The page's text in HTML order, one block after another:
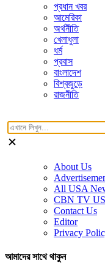
প্রধান খবর
আমেরিকা
অর্থনীতি
খেলাধুলা
ধর্ম
প্রবাস
বাংলাদেশ
বিশ্বজুড়ে
রাজনীতি
About Us
All USA
CBN TV
Contact Us
Editor
Privacy
আমাদের সাথে থাকুন